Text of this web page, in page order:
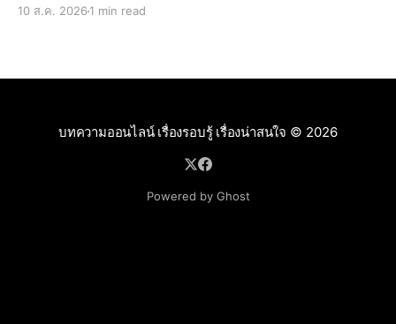
10 ส.ค. 2026 1 min read
บทความออนไลน์ เรื่องรอบรู้ เรื่องน่าสนใจ © 2026
Powered by Ghost